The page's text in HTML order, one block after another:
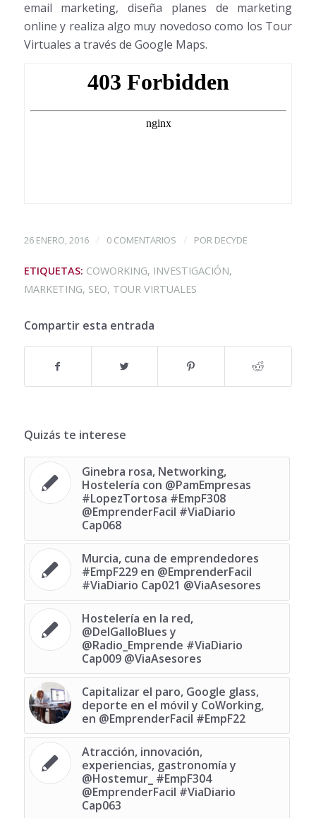
email marketing, diseña planes de marketing
online y realiza algo muy novedoso como los Tour
Virtuales a través de Google Maps.
26 ENERO, 2016 / 0 COMENTARIOS / POR DECYDE
ETIQUETAS: COWORKING, INVESTIGACIÓN,
MARKETING, SEO, TOUR VIRTUALES
Compartir esta entrada
Quizás te interese
Ginebra rosa, Networking,
Hostelería con @PamEmpresas
#LopezTortosa #EmpF308
@EmprenderFacil #ViaDiario
Cap068
Murcia, cuna de emprendedores
#EmpF229 en @EmprenderFacil
#ViaDiario Cap021 @ViaAsesores
Hostelería en la red,
@DelGalloBlues y
@Radio_Emprende #ViaDiario
Cap009 @ViaAsesores
Capitalizar el paro, Google glass,
deporte en el móvil y CoWorking,
en @EmprenderFacil #EmpF22
Atracción, innovación,
experiencias, gastronomía y
@Hostemur_ #EmpF304
@EmprenderFacil #ViaDiario
Cap063